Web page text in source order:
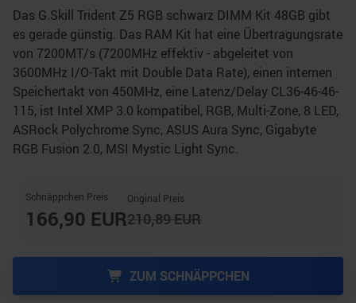
Das G.Skill Trident Z5 RGB schwarz DIMM Kit 48GB gibt
es gerade günstig. Das RAM Kit hat eine Übertragungsrate
von 7200MT/s (7200MHz effektiv - abgeleitet von
3600MHz I/​O-Takt mit Double Data Rate), einen internen
Speichertakt von 450MHz, eine Latenz/Delay CL36-46-46-
115, ist Intel XMP 3.0 kompatibel, RGB, Multi-Zone, 8 LED,
ASRock Polychrome Sync, ASUS Aura Sync, Gigabyte
RGB Fusion 2.0, MSI Mystic Light Sync.
Schnäppchen Preis
166,90 EUR
Original Preis
210,89EUR
ZUM SCHNÄPPCHEN